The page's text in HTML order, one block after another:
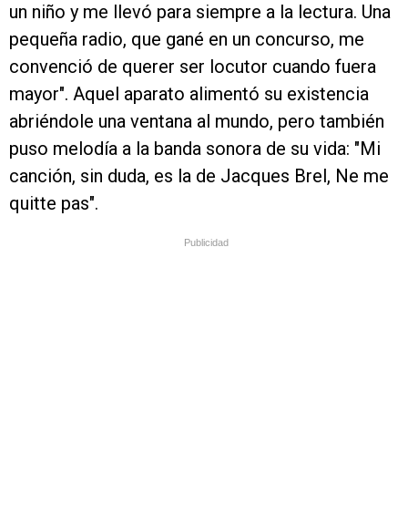
un niño y me llevó para siempre a la lectura. Una
pequeña radio, que gané en un concurso, me
convenció de querer ser locutor cuando fuera
mayor". Aquel aparato alimentó su existencia
abriéndole una ventana al mundo, pero también
puso melodía a la banda sonora de su vida: "Mi
canción, sin duda, es la de Jacques Brel, Ne me
quitte pas".
Publicidad